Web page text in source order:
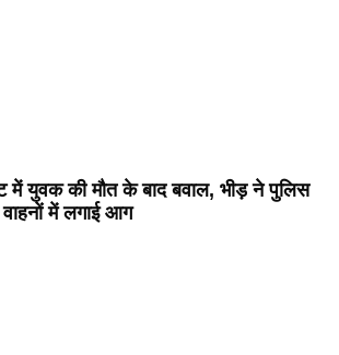
में युवक की मौत के बाद बवाल, भीड़ ने पुलिस
में लगाई आग